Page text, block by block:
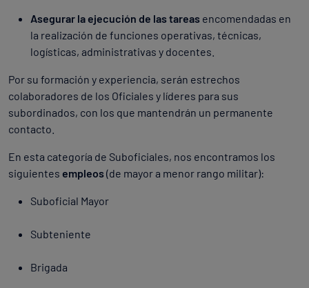
Asegurar la ejecución de las tareas encomendadas en
la realización de funciones operativas, técnicas,
logísticas, administrativas y docentes.
Por su formación y experiencia, serán estrechos
colaboradores de los Oficiales y líderes para sus
subordinados, con los que mantendrán un permanente
contacto.
En esta categoría de Suboficiales, nos encontramos los
siguientes empleos(de mayor a menor rango militar):
Suboficial Mayor
Subteniente
Brigada